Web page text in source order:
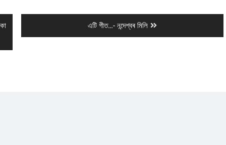
Next
post:
এটি গীত…- নন্দেশ্বৰ মিলি